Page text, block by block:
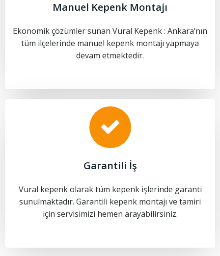
Manuel Kepenk Montajı
Ekonomik çözümler sunan Vural Kepenk : Ankara’nın
tüm ilçelerinde manuel kepenk montajı yapmaya
devam etmektedir.
Garantili İş
Vural kepenk olarak tüm kepenk işlerinde garanti
sunulmaktadır. Garantili kepenk montajı ve tamiri
için servisimizi hemen arayabilirsiniz.